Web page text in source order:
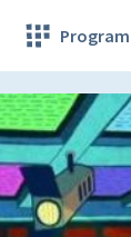
Program